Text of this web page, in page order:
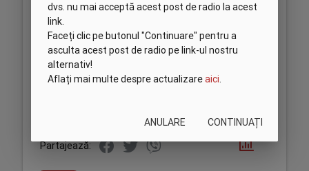
Partajează:
dvs. nu mai acceptă acest post de radio la acest
link.
Faceți clic pe butonul "Continuare" pentru a
asculta acest post de radio pe link-ul nostru
alternativ!
Aflați mai multe despre actualizareaici.
ANULARE CONTINUAȚI